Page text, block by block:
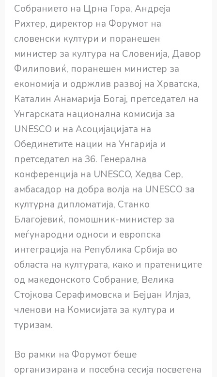
Собранието на Црна Гора, Андреја
Рихтер, директор на Форумот на
словенски култури и поранешен
министер за култура на Словенија, Давор
Филиповиќ, поранешен министер за
економија и одржлив развој на Хрватска,
Каталин Анамарија Богај, претседател на
Унгарската национална комисија за
UNESCO и на Асоцијацијата на
Обединетите нации на Унгарија и
претседател на 36. Генерална
конференција на UNESCO, Хедва Сер,
амбасадор на добра волја на UNESCO за
културна дипломатија, Станко
Благојевиќ, помошник-министер за
меѓународни односи и европска
интеграција на Република Србија во
областа на културата, како и пратениците
од македонскoто Собрание, Велика
Стојкова Серафимовска и Бејџан Илјаз,
членови на Комисијата за култура и
туризам.
Во рамки на Форумот беше
организирана и посебна сесија посветена